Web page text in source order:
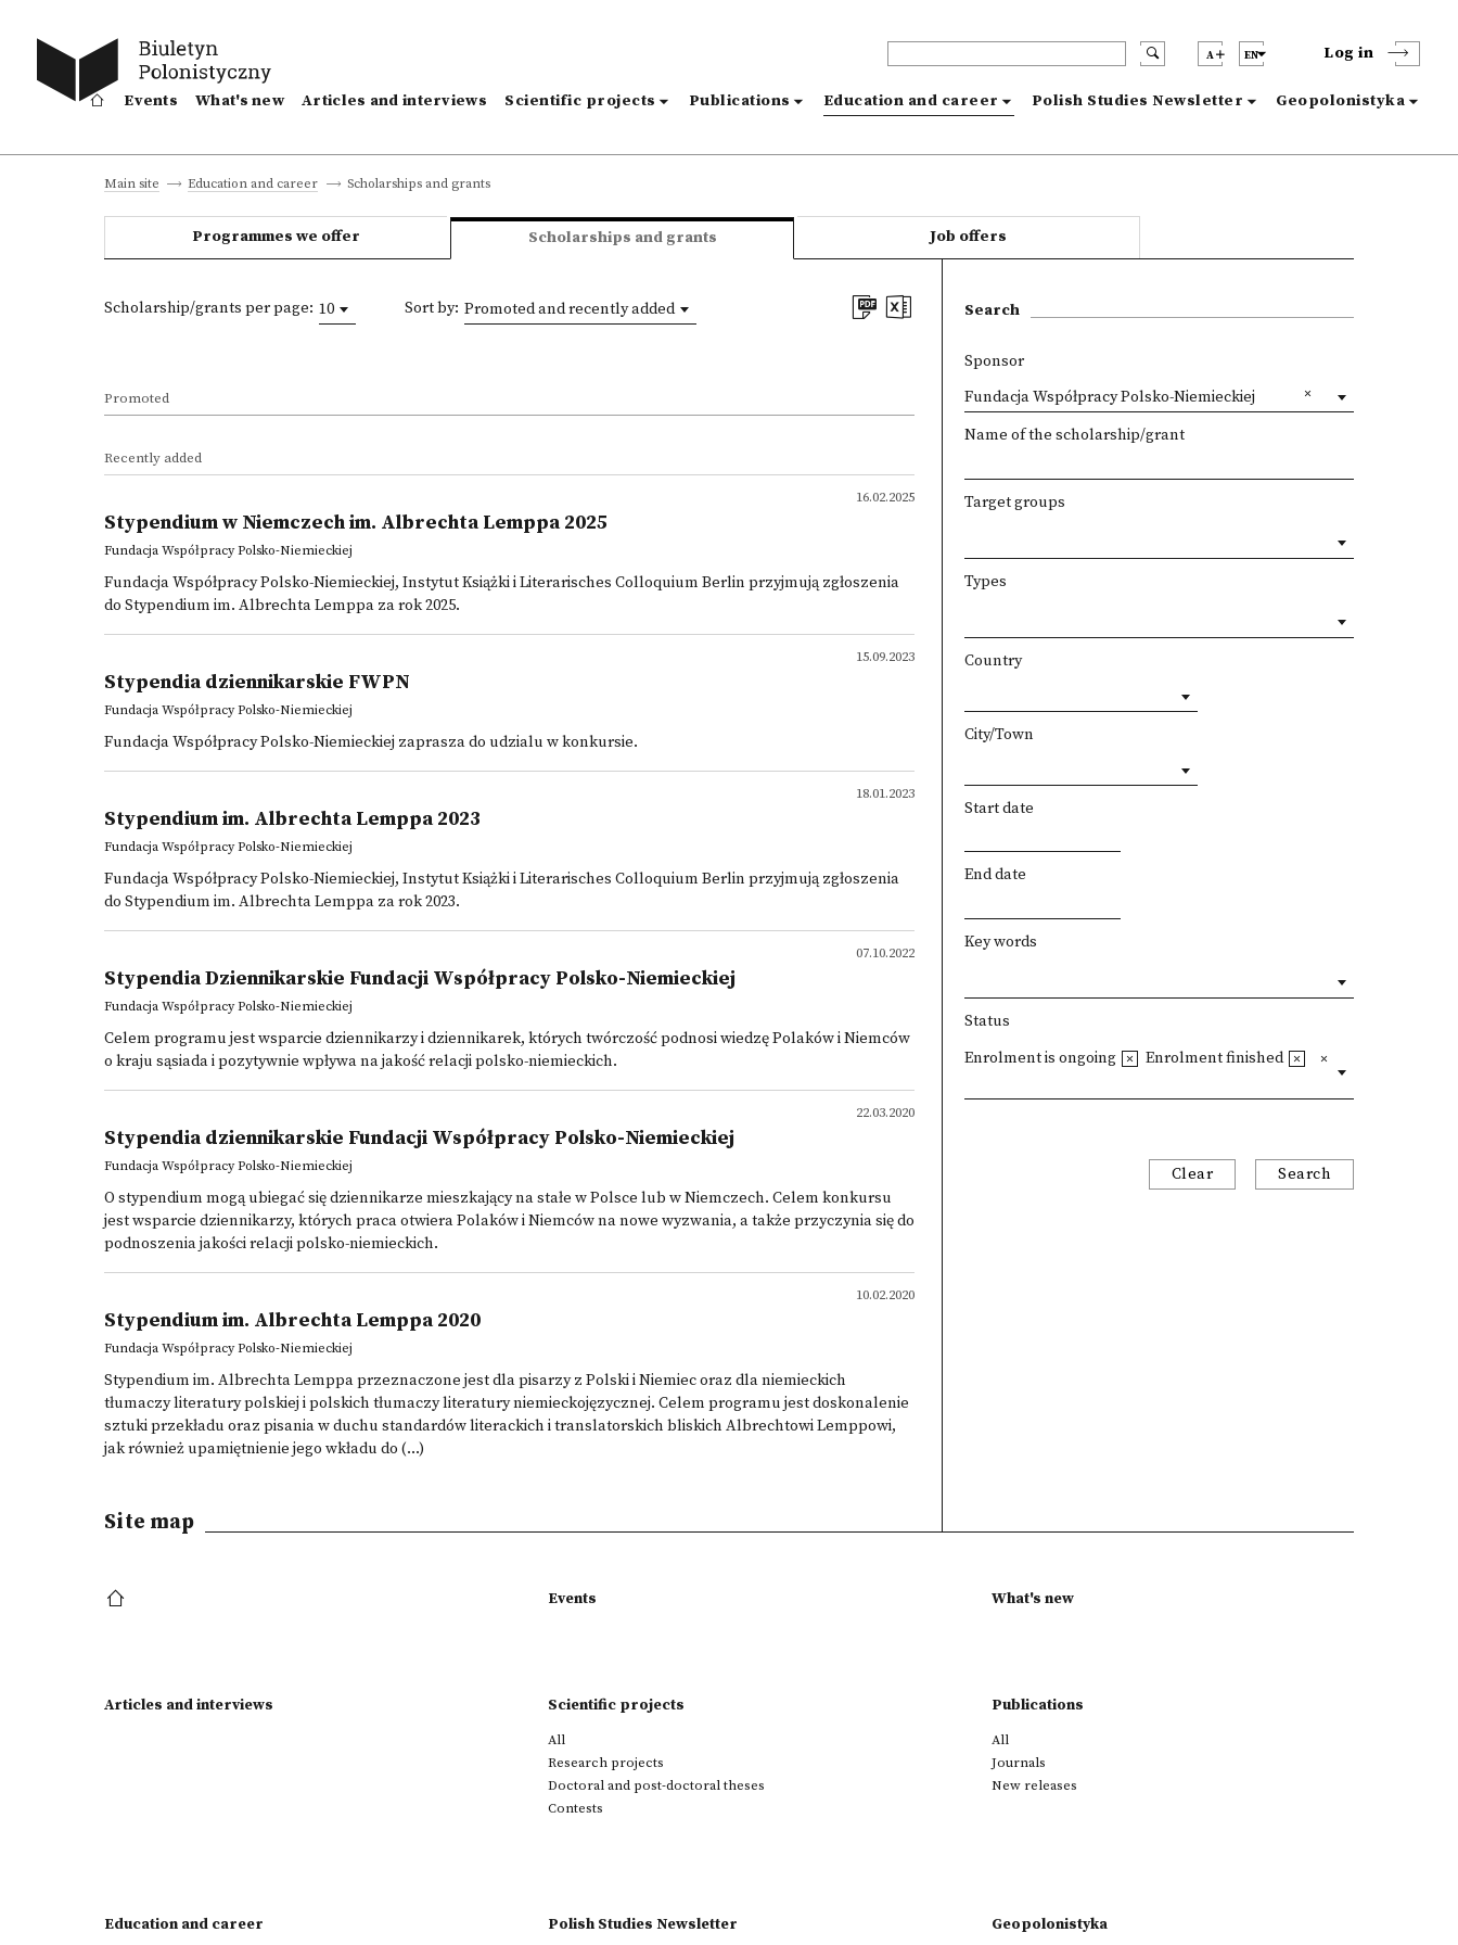
A EN Log in
Events What's new Articles and interviews Scientific projects Publications Education and career Polish Studies Newsletter Geopolonistyka
Main site Education and career Scholarships and grants
Programmes we offer Scholarships and grants Job offers
Scholarship/grants per page: 10 Sort by: Promoted and recently added
Promoted
Recently added
16.02.2025
Stypendium w Niemczech im. Albrechta Lemppa 2025
Fundacja Współpracy Polsko-Niemieckiej
Fundacja Współpracy Polsko-Niemieckiej, Instytut Książki i Literarisches Colloquium Berlin przyjmują zgłoszenia
do Stypendium im. Albrechta Lemppa za rok 2025.
15.09.2023
Stypendia dziennikarskie FWPN
Fundacja Współpracy Polsko-Niemieckiej
Fundacja Współpracy Polsko-Niemieckiej zaprasza do udzialu w konkursie.
18.01.2023
Stypendium im. Albrechta Lemppa 2023
Fundacja Współpracy Polsko-Niemieckiej
Fundacja Współpracy Polsko-Niemieckiej, Instytut Książki i Literarisches Colloquium Berlin przyjmują zgłoszenia
do Stypendium im. Albrechta Lemppa za rok 2023.
07.10.2022
Stypendia Dziennikarskie Fundacji Współpracy Polsko-Niemieckiej
Fundacja Współpracy Polsko-Niemieckiej
Celem programu jest wsparcie dziennikarzy i dziennikarek, których twórczość podnosi wiedzę Polaków i Niemców
o kraju sąsiada i pozytywnie wpływa na jakość relacji polsko-niemieckich.
22.03.2020
Stypendia dziennikarskie Fundacji Współpracy Polsko-Niemieckiej
Fundacja Współpracy Polsko-Niemieckiej
O stypendium mogą ubiegać się dziennikarze mieszkający na stałe w Polsce lub w Niemczech. Celem konkursu
jest wsparcie dziennikarzy, których praca otwiera Polaków i Niemców na nowe wyzwania, a także przyczynia się do
podnoszenia jakości relacji polsko-niemieckich.
10.02.2020
Stypendium im. Albrechta Lemppa 2020
Fundacja Współpracy Polsko-Niemieckiej
Stypendium im. Albrechta Lemppa przeznaczone jest dla pisarzy z Polski i Niemiec oraz dla niemieckich
tłumaczy literatury polskiej i polskich tłumaczy literatury niemieckojęzycznej. Celem programu jest doskonalenie
sztuki przekładu oraz pisania w duchu standardów literackich i translatorskich bliskich Albrechtowi Lemppowi,
jak również upamiętnienie jego wkładu do (...)
Search
Sponsor
Fundacja Współpracy Polsko-Niemieckiej
Name of the scholarship/grant
Target groups
Types
Country
City/Town
Start date
End date
Key words
Status
× Enrolment is ongoing Enrolment finished
Clear Search
Site map
Events What's new
Articles and interviews Scientific projects
All
Research projects
Doctoral and post-doctoral theses
Contests
Publications
All
Journals
New releases
Education and career Polish Studies Newsletter Geopolonistyka